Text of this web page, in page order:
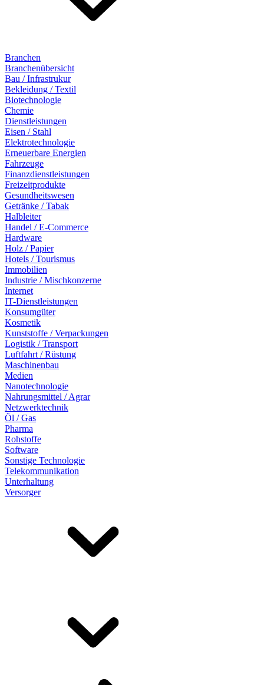
Branchen
Branchenübersicht
Bau / Infrastrukur
Bekleidung / Textil
Biotechnologie
Chemie
Dienstleistungen
Eisen / Stahl
Elektrotechnologie
Erneuerbare Energien
Fahrzeuge
Finanzdienstleistungen
Freizeitprodukte
Gesundheitswesen
Getränke / Tabak
Halbleiter
Handel / E-Commerce
Hardware
Holz / Papier
Hotels / Tourismus
Immobilien
Industrie / Mischkonzerne
Internet
IT-Dienstleistungen
Konsumgüter
Kosmetik
Kunststoffe / Verpackungen
Logistik / Transport
Luftfahrt / Rüstung
Maschinenbau
Medien
Nanotechnologie
Nahrungsmittel / Agrar
Netzwerktechnik
Öl / Gas
Pharma
Rohstoffe
Software
Sonstige Technologie
Telekommunikation
Unterhaltung
Versorger